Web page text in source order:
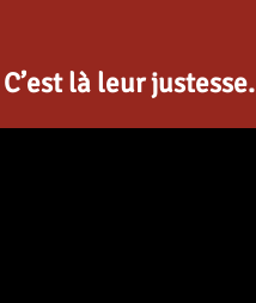
là leur justesse.